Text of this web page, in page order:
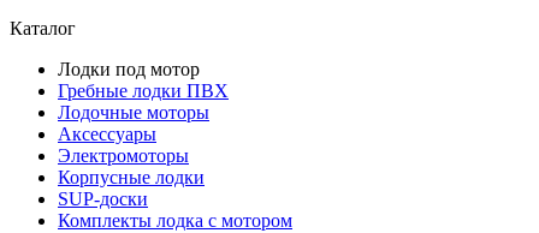
Каталог
Лодки под мотор
Гребные лодки ПВХ
Лодочные моторы
Аксессуары
Электромоторы
Корпусные лодки
SUP-доски
Комплекты лодка с мотором